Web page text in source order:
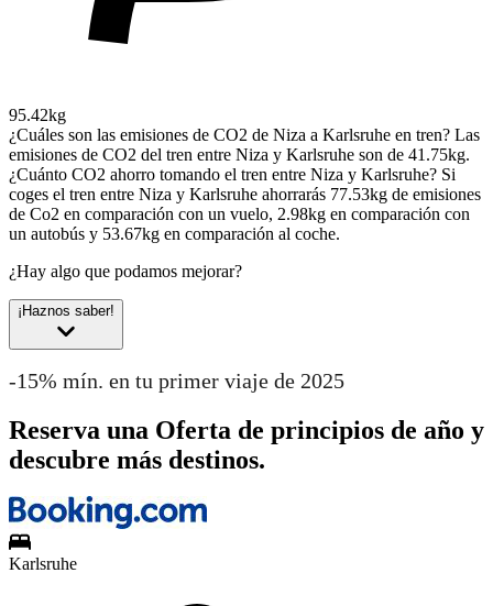
95.42kg
¿Cuáles son las emisiones de CO2 de Niza a Karlsruhe en tren? Las
emisiones de CO2 del tren entre Niza y Karlsruhe son de 41.75kg.
¿Cuánto CO2 ahorro tomando el tren entre Niza y Karlsruhe? Si
coges el tren entre Niza y Karlsruhe ahorrarás 77.53kg de emisiones
de Co2 en comparación con un vuelo, 2.98kg en comparación con
un autobús y 53.67kg en comparación al coche.
¿Hay algo que podamos mejorar?
¡Haznos saber!
-15% mín. en tu primer viaje de 2025
Reserva una Oferta de principios de año y
descubre más destinos.
Karlsruhe